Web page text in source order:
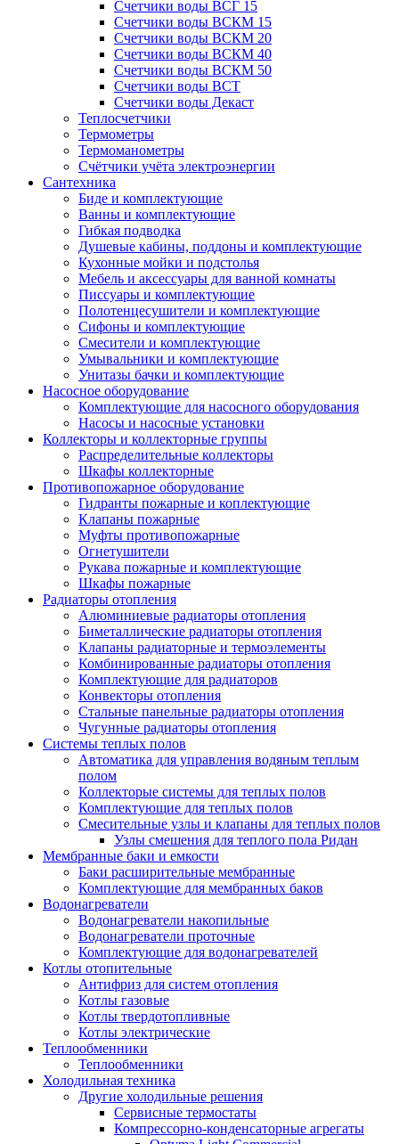
Счетчики воды ВСГ 15
Счетчики воды ВСКМ 15
Счетчики воды ВСКМ 20
Счетчики воды ВСКМ 40
Счетчики воды ВСКМ 50
Счетчики воды ВСТ
Счетчики воды Декаст
Теплосчетчики
Термометры
Термоманометры
Счётчики учёта электроэнергии
Сантехника
Биде и комплектующие
Ванны и комплектующие
Гибкая подводка
Душевые кабины, поддоны и комплектующие
Кухонные мойки и подстолья
Мебель и аксессуары для ванной комнаты
Писсуары и комплектующие
Полотенцесушители и комплектующие
Сифоны и комплектующие
Смесители и комплектующие
Умывальники и комплектующие
Унитазы бачки и комплектующие
Насосное оборудование
Комплектующие для насосного оборудования
Насосы и насосные установки
Коллекторы и коллекторные группы
Распределительные коллекторы
Шкафы коллекторные
Противопожарное оборудование
Гидранты пожарные и коплектующие
Клапаны пожарные
Муфты противопожарные
Огнетушители
Рукава пожарные и комплектующие
Шкафы пожарные
Радиаторы отопления
Алюминиевые радиаторы отопления
Биметаллические радиаторы отопления
Клапаны радиаторные и термоэлементы
Комбинированные радиаторы отопления
Комплектующие для радиаторов
Конвекторы отопления
Стальные панельные радиаторы отопления
Чугунные радиаторы отопления
Системы теплых полов
Автоматика для управления водяным теплым
полом
Коллекторые системы для теплых полов
Комплектующие для теплых полов
Смесительные узлы и клапаны для теплых полов
Узлы смешения для теплого пола Ридан
Мембранные баки и емкости
Баки расширительные мембранные
Комплектующие для мембранных баков
Водонагреватели
Водонагреватели накопильные
Водонагреватели проточные
Комплектующие для водонагревателей
Котлы отопительные
Антифриз для систем отопления
Котлы газовые
Котлы твердотопливные
Котлы электрические
Теплообменники
Теплообменники
Холодильная техника
Другие холодильные решения
Сервисные термостаты
Компрессорно-конденсаторные агрегаты